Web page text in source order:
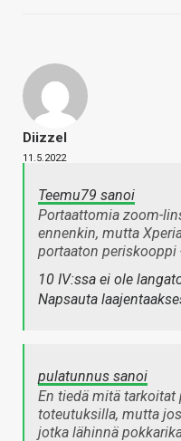
Diizzel
11.5.2022
Teemu79 sanoi
Portaattomia zoom-
ennenkin, mutta
portaaton periskooppi
10 IV:ssa ei ole
Napsauta
pulatunnus sanoi
En tiedä mitä
toteutuksilla, mutta
jotka lähinnä